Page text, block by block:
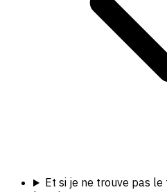
Et si je ne trouve pas